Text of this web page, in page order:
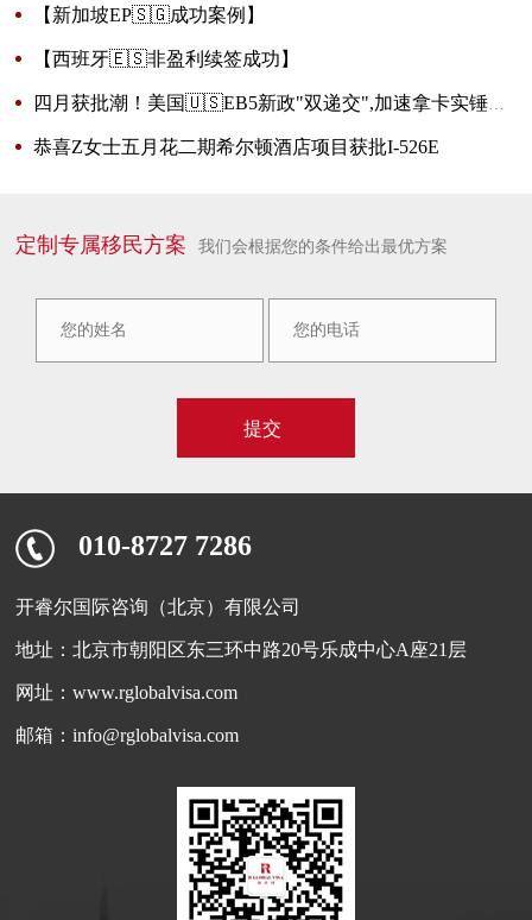
【新加坡EP🇸🇬成功案例】
【西班牙🇪🇸非盈利续签成功】
四月获批潮！美国🇺🇸EB5新政"双递交",加速拿卡实锤
了！恭喜Z女士五月花二期希尔顿酒店项目获批I-526E
定制专属移民方案 我们会根据您的条件给出最优方案
010-8727 7286
开睿尔国际咨询（北京）有限公司
地址：北京市朝阳区东三环中路20号乐成中心A座21层
网址：www.rglobalvisa.com
邮箱：info@rglobalvisa.com